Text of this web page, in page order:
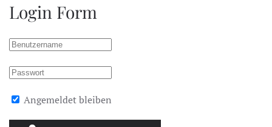
Login Form
Angemeldet bleiben